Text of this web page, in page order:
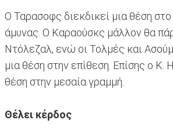
Ο Ταρασοφς διεκδικεί μια θέση
άμυνας. Ο Καραούσκς μάλλον θα
Ντόλεζαλ, ενώ οι Τολμές και
μια θέση στην επίθεση. Επίσης ο Κ.
θέση στην μεσαία γραμμή.
Θέλει κέρδος